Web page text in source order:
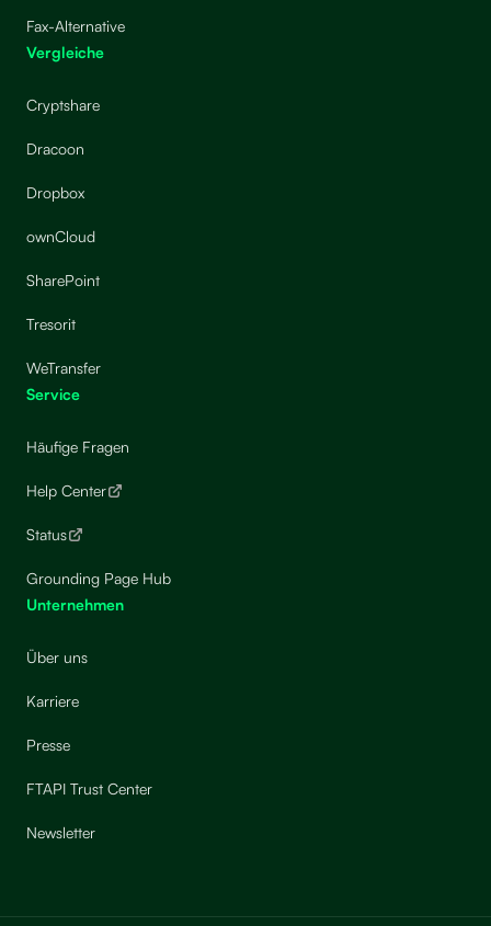
Fax-Alternative
Vergleiche
Cryptshare
Dracoon
Dropbox
ownCloud
SharePoint
Tresorit
WeTransfer
Service
Häufige Fragen
Help Center
Status
Grounding Page Hub
Unternehmen
Über uns
Karriere
Presse
FTAPI Trust Center
Newsletter